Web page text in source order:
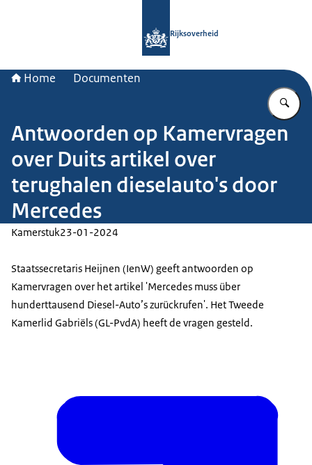
Rijksoverheid
Home Documenten
Antwoorden op Kamervragen
over Duits artikel over
terughalen dieselauto's door
Mercedes
Kamerstuk23-01-2024
Staatssecretaris Heijnen (IenW) geeft antwoorden op
Kamervragen over het artikel 'Mercedes muss über
hunderttausend Diesel-Auto’s zurückrufen'. Het Tweede
Kamerlid Gabriëls (GL-PvdA) heeft de vragen gesteld.